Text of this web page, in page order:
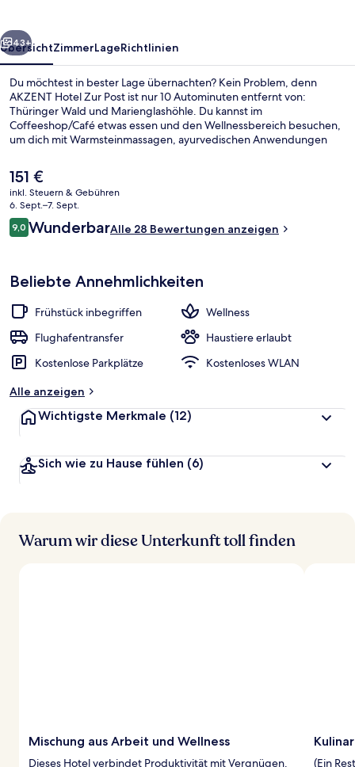
Weiter
43+
ÜbersichtZimmerLageRichtlinien
Du möchtest in bester Lage übernachten? Kein Problem, denn
AKZENT Hotel Zur Post ist nur 10 Autominuten entfernt von:
Thüringer Wald und Marienglashöhle. Du kannst im
Coffeeshop/Café etwas essen und den Wellnessbereich besuchen,
um dich mit Warmsteinmassagen, ayurvedischen Anwendungen
Sauna und eine Terrasse sind weitere Highlights. Die öffentlichen
Verkehrsmittel sind ganz in der Nähe: Zur U-Bahn
(Straßenbahnhaltestelle Wäscherei Bad Tabarz) sind es nur 7
Gehminuten.
Der
aktuelle
Preis
beträgt
151 €.
151 €
inkl. Steuern & Gebühren
6. Sept.–7. Sept.
Bewertungen
9,09,0 von 10.
WunderbarAlle 28 Bewertungen anzeigen
Beliebte Annehmlichkeiten
Frühstück inbegriffen
Wellness
Flughafentransfer
Haustiere erlaubt
Kostenlose Parkplätze
Kostenloses WLAN
Alle anzeigen
Wichtigste Merkmale (12)
Sich wie zu Hause fühlen (6)
Warum wir diese Unterkunft toll finden
Mischung aus Arbeit und Wellness
Dieses Hotel verbindet Produktivität mit Vergnügen.
(Ein